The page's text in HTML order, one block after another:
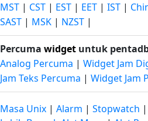
MST | CST | EST | EET | IST |
SAST | MSK | NZST |
Percuma widget untuk
Analog Percuma | Widget Jam
Jam Teks Percuma | Widget Jam
Masa Unix | Alarm | Stopwatch |